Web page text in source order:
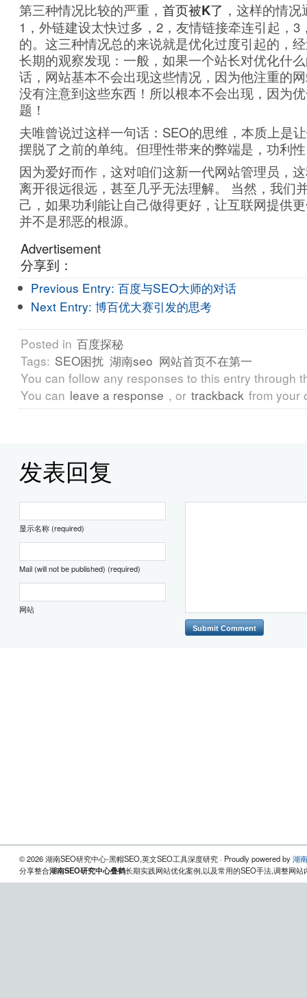
第三种情况比较的严重， 首页被K了 ，这样的情
1，外链建设太快过多，2，友情链接牵连引起，3
的。这三种情况总的来说就是优化过度引起的，
长期的观察发现：一般，如果一个站长对优化什
话，网站基本不会出现这些情况，因为他注重的
没有注意到这些东西！所以根本不会出现，因为
题！
夫唯曾说过这样一句话：SEO的思维，本质上是
摆脱了之前的单纯。但理性带来的弊端是，功利
因为爱好而作，这对咱们这新一代网站管理员，
离开很远很远，甚至几乎无法理解。 当然，我们
己，如果功利能让自己做得更好，让互联网提供
并不是邪恶的根源。
Advertisement
分享到：
Previous Entry: 百度与SEO大师的对话
Next Entry: 博百优大赛引发的思考
Posted in 百度探秘
Tags: SEO困扰 湖南seo 网站首页不在第一
You can follow any responses to this entry through
You can leave a response , or trackback from your
发表回复
显示名称 (required)
Mail (will not be published) (required)
网站
© 2026 湖南SEO研究中心-黑帽SEO,英文SEO工具深度研究 · Proudly powered by湖
分享整合湖南SEO研究中心叠鹤长期实践网站优化案例,以及常用的SEO手法,调整网